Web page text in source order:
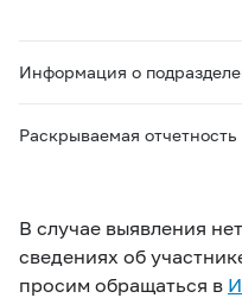
Информация о
Раскрываемая отчетность
В случае выявления
сведениях об
просим обращаться в